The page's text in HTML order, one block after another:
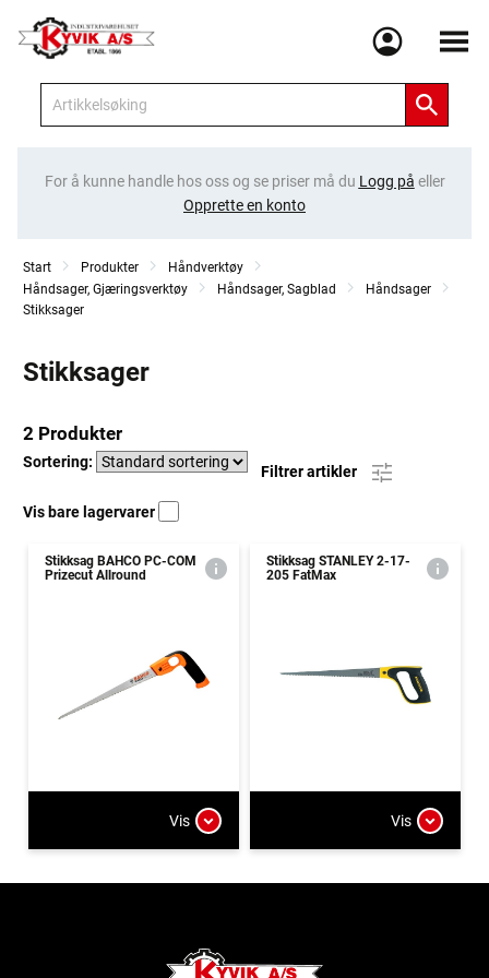
Meny
For å kunne handle hos oss og se priser må du Logg på eller
Opprette en konto
Start Produkter
Håndverktøy
Håndsager, Gjæringsverktøy
Håndsager, Sagblad
Håndsager
Stikksager
Stikksager
2 Produkter
Sortering:
Filtrer artikler
Vis bare lagervarer
Stikksag BAHCO PC-COM
Prizecut Allround
Vis
Stikksag STANLEY 2-17-
205 FatMax
Vis